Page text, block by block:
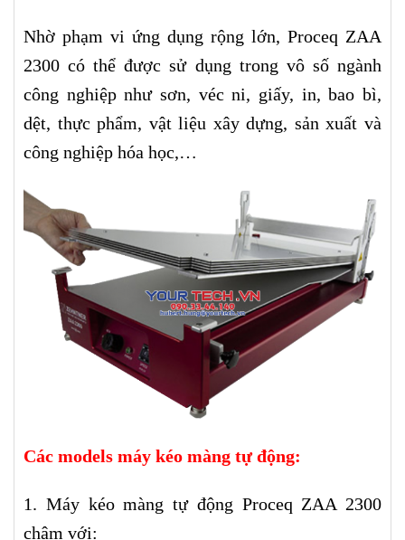
Nhờ phạm vi ứng dụng rộng lớn, Proceq ZAA
2300 có thể được sử dụng trong vô số ngành
công nghiệp như sơn, véc ni, giấy, in, bao bì,
dệt, thực phẩm, vật liệu xây dựng, sản xuất và
công nghiệp hóa học,…
Các models máy kéo màng tự động:
1. Máy kéo màng tự động Proceq ZAA 2300
chậm với: